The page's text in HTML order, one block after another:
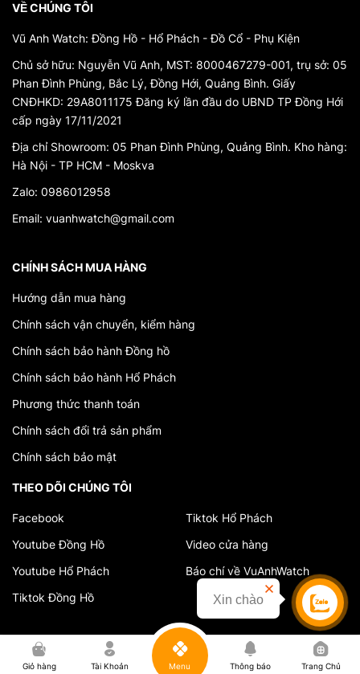
VỀ CHÚNG TÔI
Vũ Anh Watch: Đồng Hồ - Hổ Phách - Đồ Cổ - Phụ Kiện
Chủ sở hữu: Nguyễn Vũ Anh, MST: 8000467279-001, trụ sở: 05
Phan Đình Phùng, Bắc Lý, Đồng Hới, Quảng Bình. Giấy
CNĐHKD: 29A8011175 Đăng ký lần đầu do UBND TP Đồng Hới
cấp ngày 17/11/2021
Địa chỉ Showroom: 05 Phan Đình Phùng, Quảng Bình. Kho hàng:
Hà Nội - TP HCM - Moskva
Zalo: 0986012958
Email: vuanhwatch@gmail.com
CHÍNH SÁCH MUA HÀNG
Hướng dẫn mua hàng
Chính sách vận chuyển, kiểm hàng
Chính sách bảo hành Đồng hồ
Chính sách bảo hành Hổ Phách
Phương thức thanh toán
Chính sách đổi trả sản phẩm
Chính sách bảo mật
THEO DÕI CHÚNG TÔI
Facebook
Youtube Đồng Hồ
Youtube Hổ Phách
Tiktok Đồng Hồ
Tiktok Hổ Phách
Video cửa hàng
Báo chí về VuAnhWatch
Giỏ hàng Tài Khoản Menu Thông báo Trang Chủ
Xin chào